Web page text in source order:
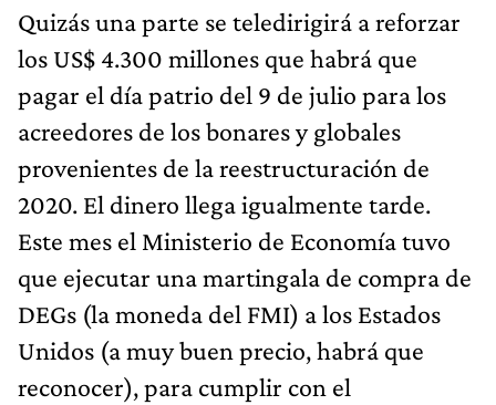
Quizás una parte se teledirigirá a reforzar
los US$ 4.300 millones que habrá que
pagar el día patrio del 9 de julio para los
acreedores de los bonares y globales
provenientes de la reestructuración de
2020. El dinero llega igualmente tarde.
Este mes el Ministerio de Economía tuvo
que ejecutar una martingala de compra de
DEGs (la moneda del FMI) a los Estados
Unidos (a muy buen precio, habrá que
reconocer), para cumplir con el